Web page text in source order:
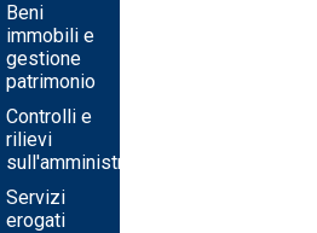
Beni
immobili e
gestione
patrimonio
Controlli e
rilievi
sull'amministrazione
Servizi
erogati